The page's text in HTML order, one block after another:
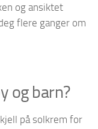
og ansiktet
flere ganger om
og barn?
på solkrem for